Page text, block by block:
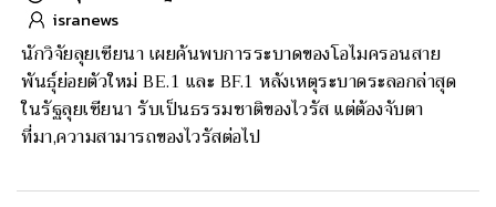
isranews
นักวิจัยลุยเซียนา เผยค้นพบการระบาดของโอไมครอนสาย
พันธุ์ย่อยตัวใหม่ BE.1 และ BF.1 หลังเหตุระบาดระลอกล่าสุด
ในรัฐลุยเซียนา รับเป็นธรรมชาติของไวรัส แต่ต้องจับตา
ที่มา,ความสามารถของไวรัสต่อไป